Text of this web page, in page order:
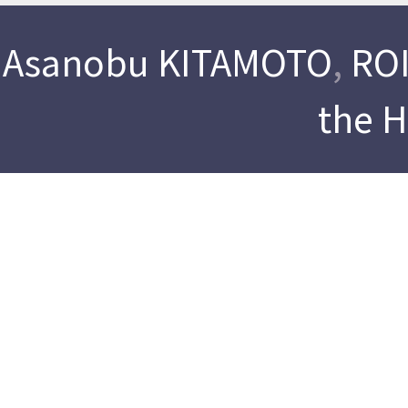
Asanobu KITAMOTO,
the